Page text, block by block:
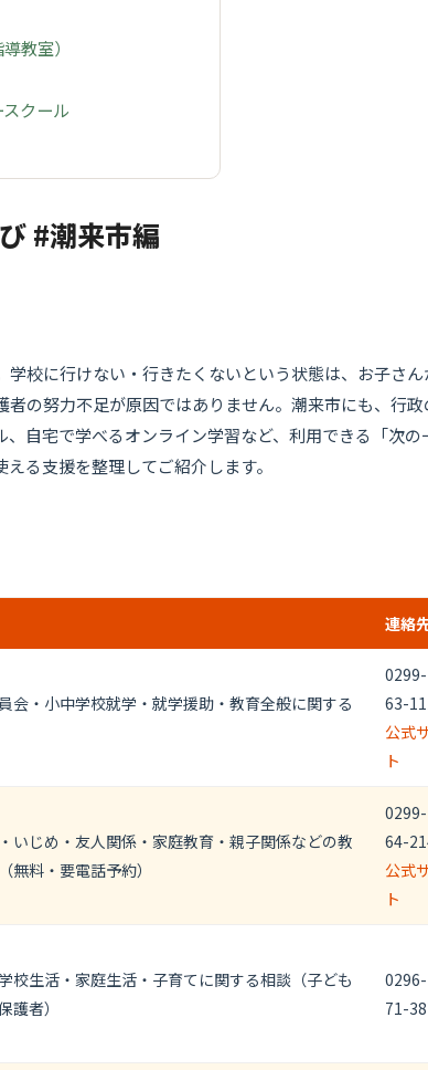
教室）
クール
#潮来市編
校に行けない・行きたくないという状態は、お子さん
の努力不足が原因ではありません。潮来市にも、行政
自宅で学べるオンライン学習など、利用できる「次の
る支援を整理してご紹介します。
連絡
会・小中学校就学・就学援助・教育全般に関する
0299-
63-
公式
ト
いじめ・友人関係・家庭教育・親子関係などの教
無料・要電話予約）
0299-
64-
公式
ト
校生活・家庭生活・子育てに関する相談（子ども
護者）
0296-
71-